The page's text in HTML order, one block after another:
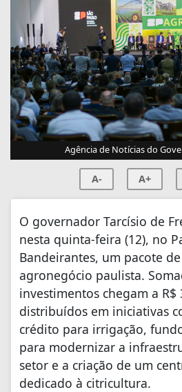
Agência de Notícias do
A- A+
O governador Tarcísio de
nesta quinta-feira (12), no
Bandeirantes, um pacote
agronegócio paulista.
investimentos chegam a R$
distribuídos em iniciativas
crédito para irrigação,
para modernizar a
setor e a criação de um
dedicado à citricultura.